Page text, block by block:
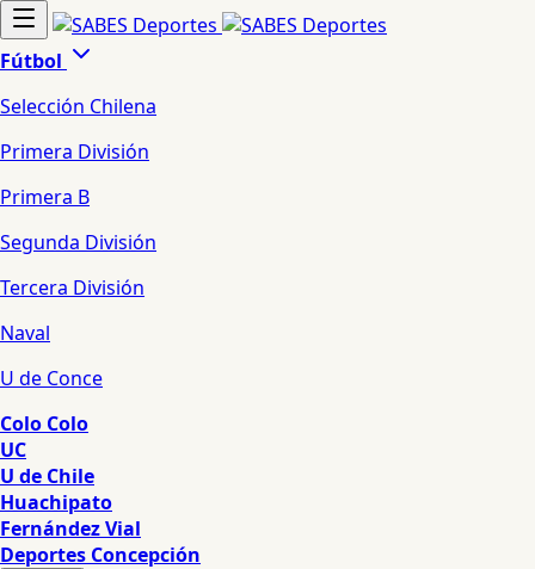
Fútbol
Selección Chilena
Primera División
Primera B
Segunda División
Tercera División
Naval
U de Conce
Colo Colo
UC
U de Chile
Huachipato
Fernández Vial
Deportes Concepción